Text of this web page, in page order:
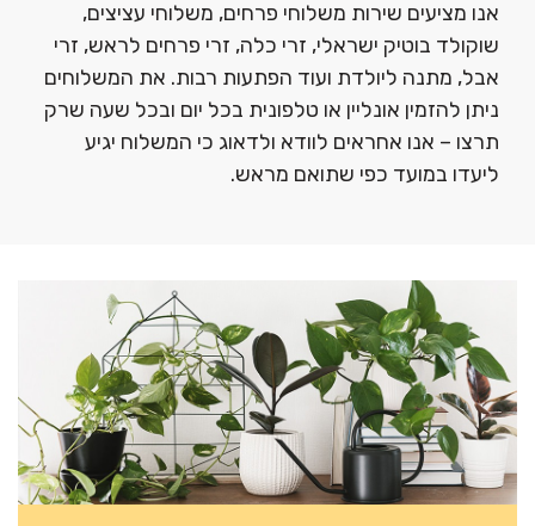
אנו מציעים שירות משלוחי פרחים, משלוחי עציצים,
שוקולד בוטיק ישראלי, זרי כלה, זרי פרחים לראש, זרי
אבל, מתנה ליולדת ועוד הפתעות רבות. את המשלוחים
ניתן להזמין אונליין או טלפונית בכל יום ובכל שעה שרק
תרצו – אנו אחראים לוודא ולדאוג כי המשלוח יגיע
ליעדו במועד כפי שתואם מראש.